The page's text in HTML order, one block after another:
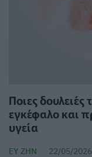
Ποιες
εγκέφαλο και
υγεία
ΕΥ ΖΗΝ 22/05/